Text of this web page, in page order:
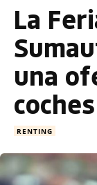
La
una
coches
RENTING